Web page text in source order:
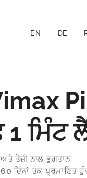
EN DE
ਮਿੰਟ
ਤੇਜ਼ੀ ਨਾਲ ਭੁਗਤਾਨ
ਦਿਨਾਂ ਤਕ ਪ੍ਰਮਾਣਿਤ